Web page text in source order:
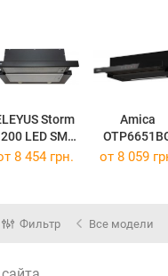
Storm
LED SMD
60 BL
Amica
8 454 грн. от 8 059
Фильтр Все модели